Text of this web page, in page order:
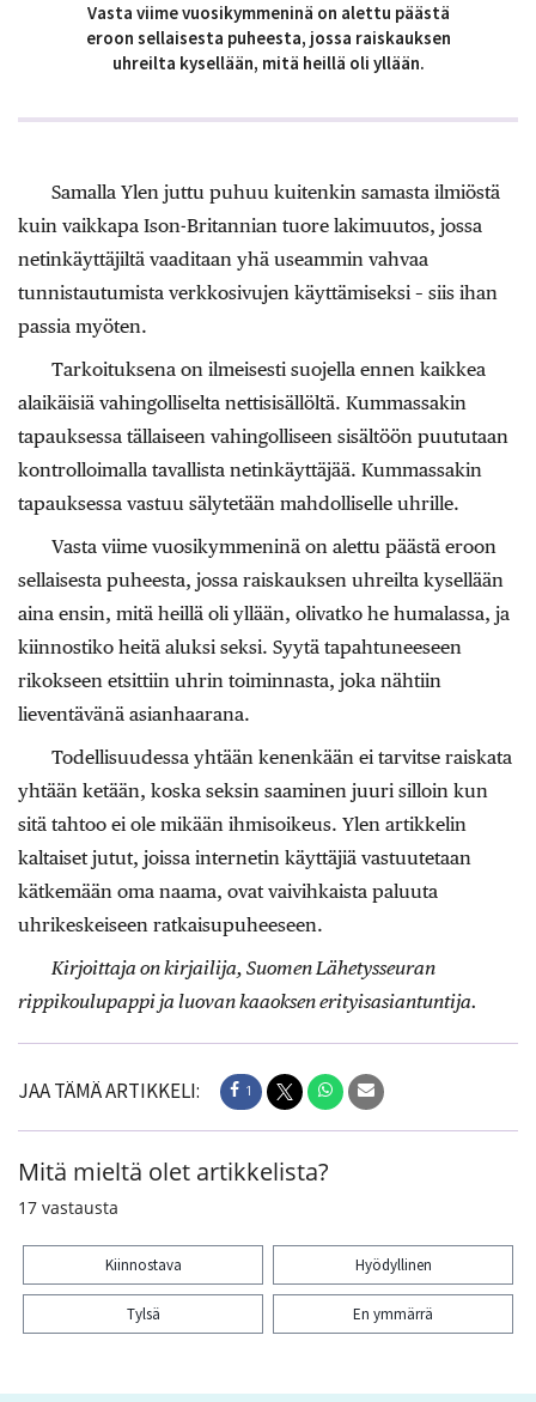
Vasta viime vuosikymmeninä on alettu päästä
eroon sellaisesta puheesta, jossa raiskauksen
uhreilta kysellään, mitä heillä oli yllään.
Samalla Ylen juttu puhuu kuitenkin samasta ilmiöstä
kuin vaikkapa Ison-Britannian tuore lakimuutos, jossa
netinkäyttäjiltä vaaditaan yhä useammin vahvaa
tunnistautumista verkkosivujen käyttämiseksi – siis ihan
passia myöten.
Tarkoituksena on ilmeisesti suojella ennen kaikkea
alaikäisiä vahingolliselta nettisisällöltä. Kummassakin
tapauksessa tällaiseen vahingolliseen sisältöön puututaan
kontrolloimalla tavallista netinkäyttäjää. Kummassakin
tapauksessa vastuu sälytetään mahdolliselle uhrille.
Vasta viime vuosikymmeninä on alettu päästä eroon
sellaisesta puheesta, jossa raiskauksen uhreilta kysellään
aina ensin, mitä heillä oli yllään, olivatko he humalassa, ja
kiinnostiko heitä aluksi seksi. Syytä tapahtuneeseen
rikokseen etsittiin uhrin toiminnasta, joka nähtiin
lieventävänä asianhaarana.
Todellisuudessa yhtään kenenkään ei tarvitse raiskata
yhtään ketään, koska seksin saaminen juuri silloin kun
sitä tahtoo ei ole mikään ihmisoikeus. Ylen artikkelin
kaltaiset jutut, joissa internetin käyttäjiä vastuutetaan
kätkemään oma naama, ovat vaivihkaista paluuta
uhrikeskeiseen ratkaisupuheeseen.
Kirjoittaja on kirjailija, Suomen Lähetysseuran
rippikoulupappi ja luovan kaaoksen erityisasiantuntija.
JAA TÄMÄ ARTIKKELI: 1
Mitä mieltä olet artikkelista?
17 vastausta
Kiinnostava Hyödyllinen
Tylsä En ymmärrä